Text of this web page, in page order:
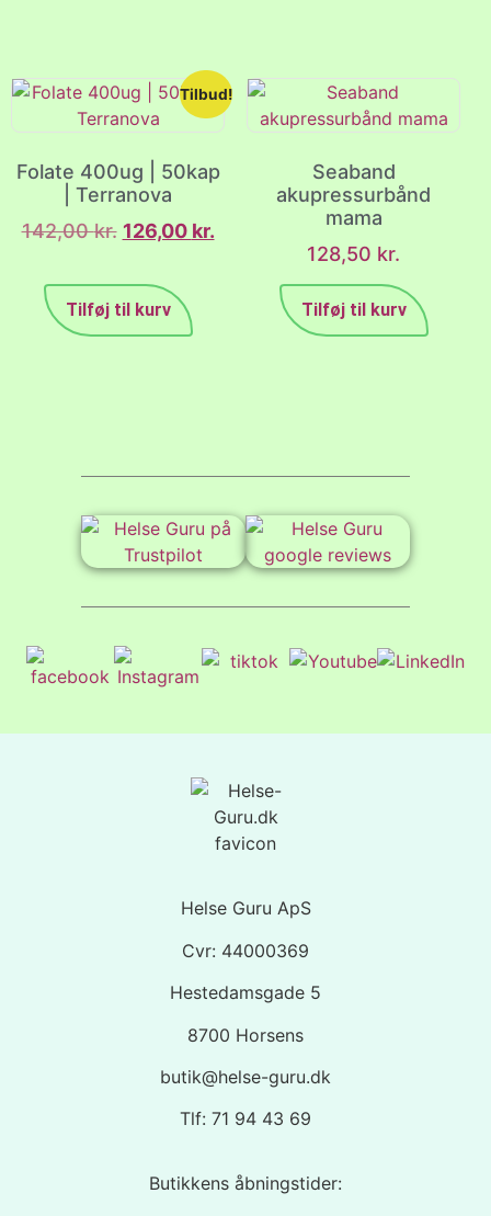
Tilbud!
Folate 400ug | 50kap
| Terranova
142,00kr. 126,00 kr.
Tilføj til kurv
Seaband
akupressurbånd
mama
128,50 kr.
Tilføj til kurv
Helse Guru ApS
Cvr: 44000369
Hestedamsgade 5
8700 Horsens
butik@helse-guru.dk
Tlf: 71 94 43 69
Butikkens åbningstider: